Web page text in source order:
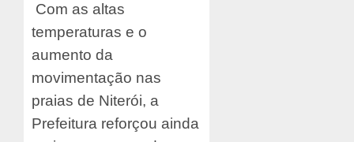
Com as altas
temperaturas e o
aumento da
movimentação nas
praias de Niterói, a
Prefeitura reforçou ainda